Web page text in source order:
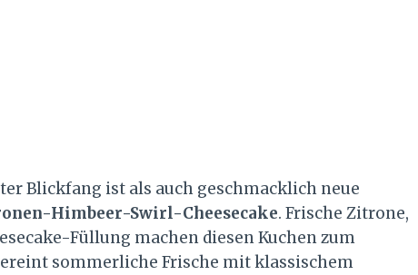
Blickfang ist als auch geschmacklich neue
Himbeer-Swirl-Cheesecake. Frische Zitrone,
Füllung machen diesen Kuchen zum
sommerliche Frische mit klassischem